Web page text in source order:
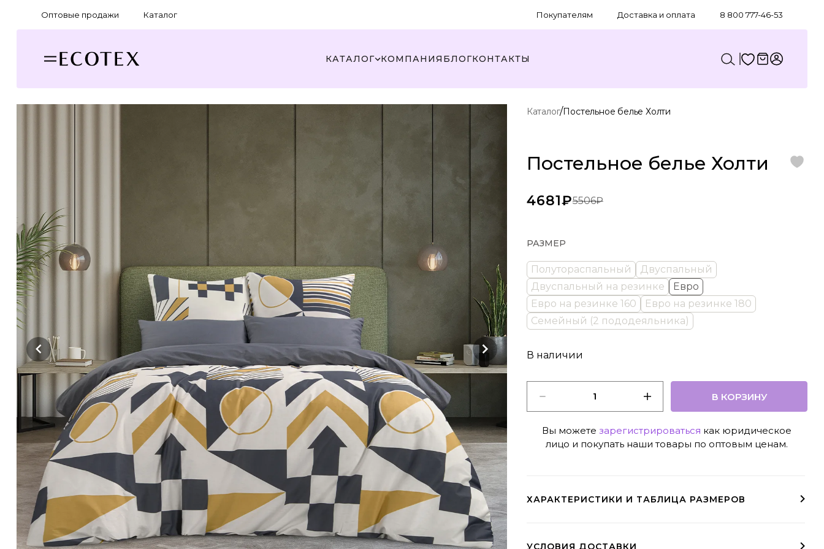
Оптовые продажи Каталог Покупателям Доставка и оплата 8 800 777-46-53
КАТАЛОГ КОМПАНИЯ БЛОГКОНТАКТЫ
Каталог/Постельное белье Холти
Постельное белье Холти
4681₽5506₽
РАЗМЕР
Полутораспальный
Двуспальный
Двуспальный на резинке
Евро
Евро на резинке 160
Евро на резинке 180
Семейный (2 пододеяльника)
В наличии
В КОРЗИНУ
Вы можетезарегистрироваться как юридическое
лицо и покупать наши товары по оптовым ценам.
ХАРАКТЕРИСТИКИ И ТАБЛИЦА РАЗМЕРОВ
УСЛОВИЯ ДОСТАВКИ